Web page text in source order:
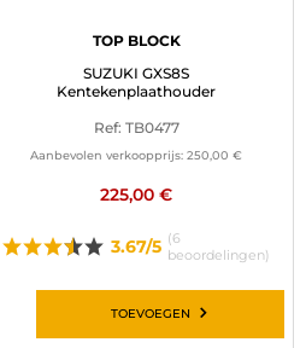
TOP BLOCK
SUZUKI GXS8S
Kentekenplaathouder
Ref: TB0477
Aanbevolen verkoopprijs: 250,00 €
225,00 €
3.67/5 (6
beoordelingen)
TOEVOEGEN